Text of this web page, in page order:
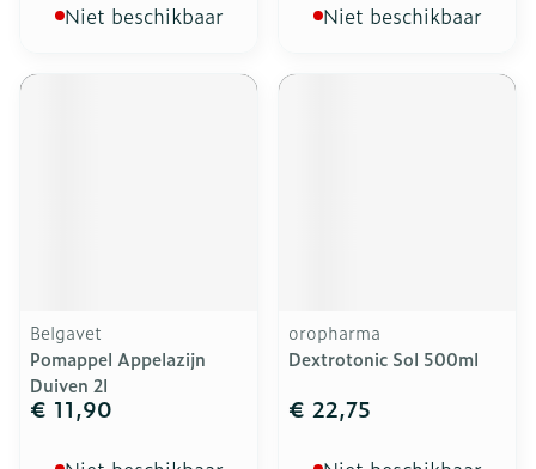
Niet beschikbaar Niet beschikbaar
Belgavet
Pomappel Appelazijn
Duiven 2l
€ 11,90
oropharma
Dextrotonic Sol 500ml
€ 22,75